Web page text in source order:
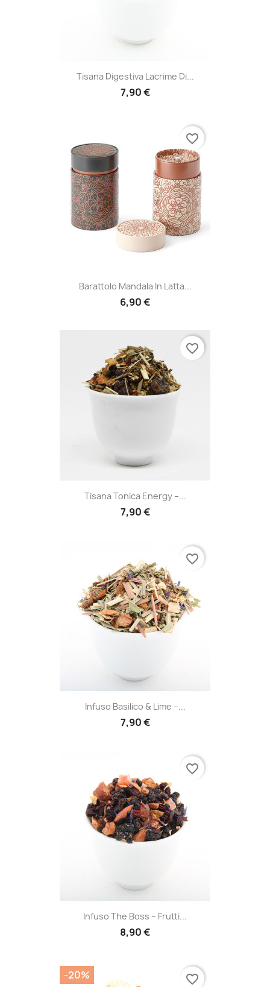
Tisana Digestiva Lacrime Di...
7,90 €
Barattolo Mandala In Latta...
6,90 €
favorite_border
Tisana Tonica Energy –...
7,90 €
favorite_border
Infuso Basilico & Lime –...
7,90 €
favorite_border
Infuso The Boss – Frutti...
8,90 €
favorite_border
-20% favorite_border